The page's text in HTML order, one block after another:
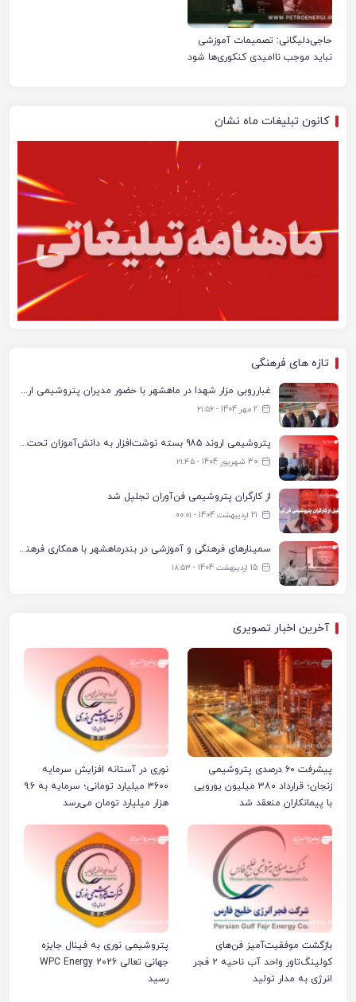
حاجی‌دلیگانی: تصمیمات آموزشی
نباید موجب ناامیدی کنکوری‌ها شود
کانون تبلیغات ماه نشان
تازه های فرهنگی
غبارروبی مزار شهدا در ماهشهر با حضور مدیران پتروشیمی اروند و مسئولان شهری
2 مهر 1404 - ۲۱:۵۶
پتروشیمی اروند ۹۸۵ بسته نوشت‌افزار به دانش‌آموزان تحت پوشش کمیته امداد بندرماهشهر اهدا کرد
30 شهریور 1404 - ۲۱:۴۵
از کارگران پتروشیمی فن‌آوران تجلیل شد
21 اردیبهشت 1404 - ۰۰:۰۱
سمینارهای فرهنگی و آموزشی در بندرماهشهر با همکاری فرهنگ‌سرای پتروشیمی مارون
15 اردیبهشت 1404 - ۱۸:۵۳
آخرین اخبار تصویری
پیشرفت ۶۰ درصدی پتروشیمی
زنجان؛ قرارداد ۳۸۰ میلیون یورویی
با پیمانکاران منعقد شد
نوری در آستانه افزایش سرمایه
۳۶۰۰ میلیارد تومانی؛ سرمایه به ۹.۶
هزار میلیارد تومان می‌رسد
بازگشت موفقیت‌آمیز فن‌های
کولینگ‌تاور واحد آب ناحیه ۲ فجر
انرژی به مدار تولید
پتروشیمی نوری به فینال جایزه
جهانی تعالی WPC Energy 2026
رسید